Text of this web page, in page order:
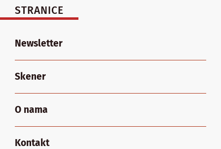
STRANICE
Newsletter
Skener
O nama
Kontakt